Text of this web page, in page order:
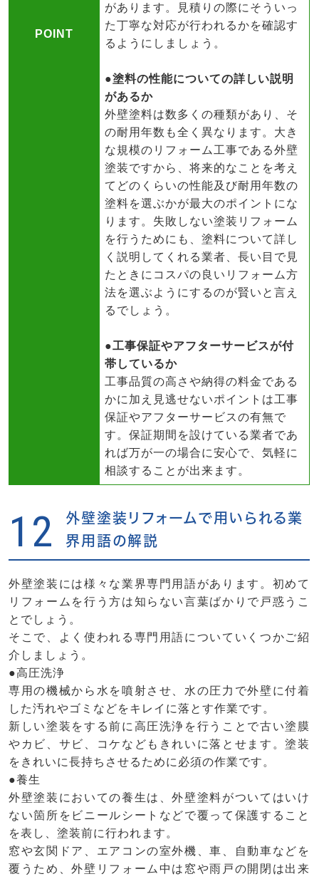
POINT
があります。見積りの際にそういっ
た丁寧な対応が行われるかを確認す
るようにしましょう。
●塗料の性能についての詳しい説明
があるか
外壁塗料は数多くの種類があり、そ
の耐用年数も全く異なります。大き
な規模のリフォーム工事である外壁
塗装ですから、将来的なことを考え
てどのくらいの性能及び耐用年数の
塗料を選ぶかが最大のポイントにな
ります。失敗しない塗装リフォーム
を行うためにも、塗料について詳し
く説明してくれる業者、長い目で見
たときにコスパの良いリフォーム方
法を選ぶようにするのが賢いと言え
るでしょう。
●工事保証やアフターサービスが付
帯しているか
工事品質の高さや納得の料金である
かに加え見逃せないポイントは工事
保証やアフターサービスの有無で
す。保証期間を設けている業者であ
れば万が一の場合に安心で、気軽に
相談することが出来ます。
12
外壁塗装リフォームで用いられる業
界用語の解説
外壁塗装には様々な業界専門用語があります。初めて
リフォームを行う方は知らない言葉ばかりで戸惑うこ
とでしょう。
そこで、よく使われる専門用語についていくつかご紹
介しましょう。
●高圧洗浄
専用の機械から水を噴射させ、水の圧力で外壁に付着
した汚れやゴミなどをキレイに落とす作業です。
新しい塗装をする前に高圧洗浄を行うことで古い塗膜
やカビ、サビ、コケなどもきれいに落とせます。塗装
をきれいに長持ちさせるために必須の作業です。
●養生
外壁塗装においての養生は、外壁塗料がついてはいけ
ない箇所をビニールシートなどで覆って保護すること
を表し、塗装前に行われます。
窓や玄関ドア、エアコンの室外機、車、自動車などを
覆うため、外壁リフォーム中は窓や雨戸の開閉は出来